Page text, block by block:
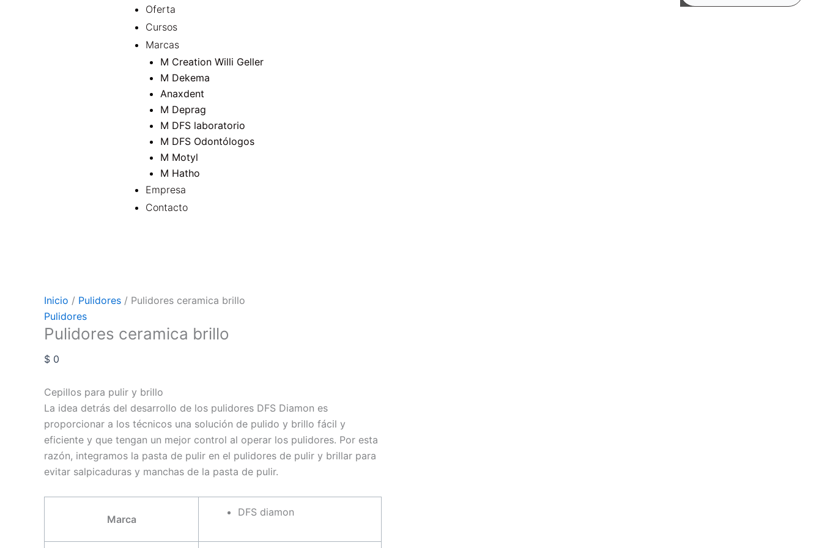
Oferta
Cursos
Marcas
M Creation Willi Geller
M Dekema
Anaxdent
M Deprag
M DFS laboratorio
M DFS Odontólogos
M Motyl
M Hatho
Empresa
Contacto
Inicio / Pulidores / Pulidores ceramica brillo
Pulidores
Pulidores ceramica brillo
$ 0
Cepillos para pulir y brillo
La idea detrás del desarrollo de los pulidores DFS Diamon es
proporcionar a los técnicos una solución de pulido y brillo fácil y
eficiente y que tengan un mejor control al operar los pulidores. Por esta
razón, integramos la pasta de pulir en el pulidores de pulir y brillar para
evitar salpicaduras y manchas de la pasta de pulir.
Marca
DFS diamon